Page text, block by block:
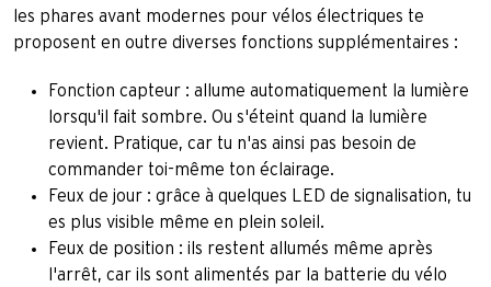
les phares avant modernes pour vélos électriques te
proposent en outre diverses fonctions supplémentaires :
Fonction capteur : allume automatiquement la lumière
lorsqu'il fait sombre. Ou s'éteint quand la lumière
revient. Pratique, car tu n'as ainsi pas besoin de
commander toi-même ton éclairage.
Feux de jour : grâce à quelques LED de signalisation, tu
es plus visible même en plein soleil.
Feux de position : ils restent allumés même après
l'arrêt, car ils sont alimentés par la batterie du vélo